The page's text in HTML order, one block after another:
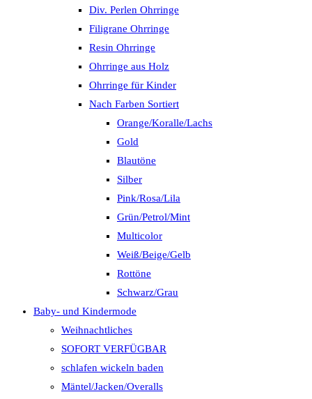
Div. Perlen Ohrringe
Filigrane Ohrringe
Resin Ohrringe
Ohrringe aus Holz
Ohrringe für Kinder
Nach Farben Sortiert
Orange/Koralle/Lachs
Gold
Blautöne
Silber
Pink/Rosa/Lila
Grün/Petrol/Mint
Multicolor
Weiß/Beige/Gelb
Rottöne
Schwarz/Grau
Baby- und Kindermode
Weihnachtliches
SOFORT VERFÜGBAR
schlafen wickeln baden
Mäntel/Jacken/Overalls